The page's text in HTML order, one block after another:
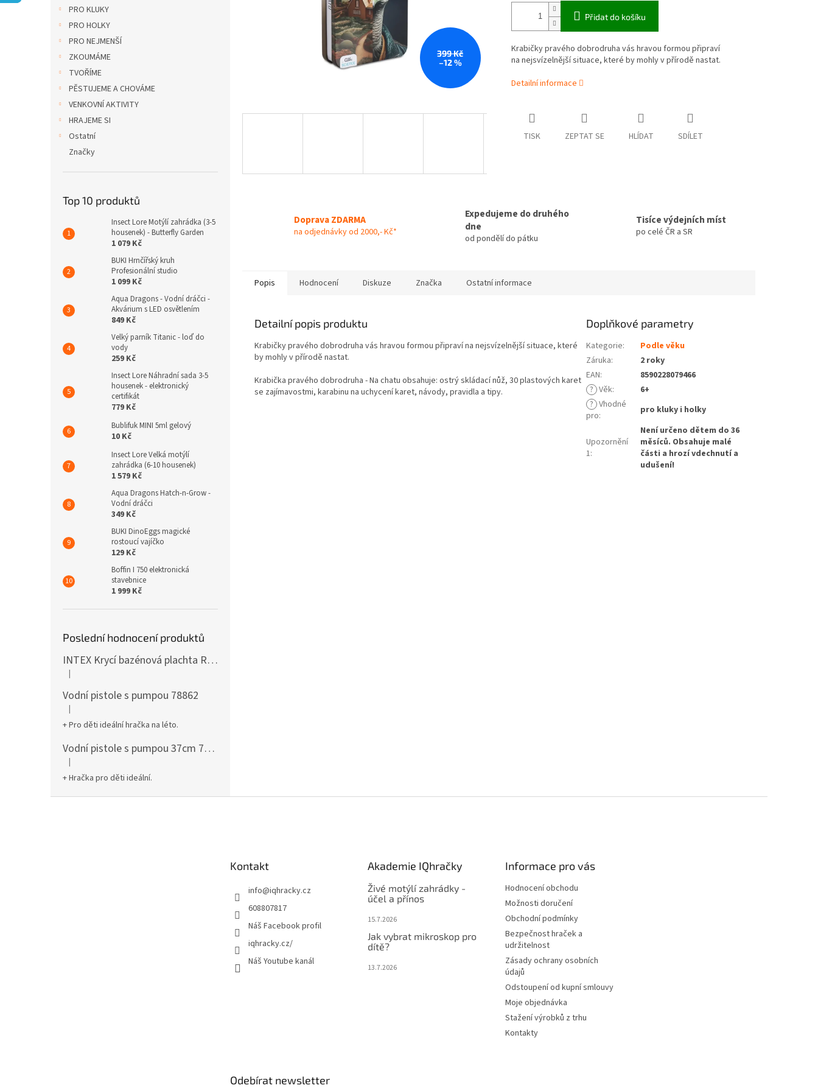
PRO KLUKY
PRO HOLKY
PRO NEJMENŠÍ
ZKOUMÁME
TVOŘÍME
PĚSTUJEME A CHOVÁME
VENKOVNÍ AKTIVITY
HRAJEME SI
Ostatní
Značky
Top 10 produktů
Insect Lore Motýlí zahrádka (3-5
housenek) - Butterfly Garden
1 079 Kč
BUKI Hrnčířský kruh
Profesionální studio
1 099 Kč
Aqua Dragons - Vodní dráčci -
Akvárium s LED osvětlením
849 Kč
Velký parník Titanic - loď do
vody
259 Kč
Insect Lore Náhradní sada 3-5
housenek - elektronický
certifikát
779 Kč
Bublifuk MINI 5ml gelový
10 Kč
Insect Lore Velká motýlí
zahrádka (6-10 housenek)
1 579 Kč
Aqua Dragons Hatch-n-Grow -
Vodní dráčci
349 Kč
BUKI DinoEggs magické
rostoucí vajíčko
129 Kč
Boffin I 750 elektronická
stavebnice
1 999 Kč
Poslední hodnocení produktů
INTEX Krycí bazénová plachta Round 305cm 28030
Hodnocení produktu je 5 z 5 hvězdiček.
|
Vodní pistole s pumpou 78862
Hodnocení produktu je 5 z 5 hvězdiček.
|
+ Pro děti ideální hračka na léto.
Vodní pistole s pumpou 37cm 78961
Hodnocení produktu je 5 z 5 hvězdiček.
|
+ Hračka pro děti ideální.
399 Kč
–12 %
Přidat do košíku
Krabičky pravého dobrodruha vás hravou formou připraví
na nejsvízelnější situace, které by mohly v přírodě nastat.
Detailní informace
TISK ZEPTAT SE HLÍDAT SDÍLET
Doprava ZDARMA
na odjednávky od 2000,- Kč*
Expedujeme do druhého
dne
od pondělí do pátku
Tisíce výdejních míst
po celé ČR a SR
Popis Hodnocení Diskuze Značka Ostatní informace
Detailní popis produktu
Krabičky pravého dobrodruha vás hravou formou připraví na nejsvízelnější situace, které
by mohly v přírodě nastat.
Krabička pravého dobrodruha - Na chatu obsahuje: ostrý skládací nůž, 30 plastových karet
se zajímavostmi, karabinu na uchycení karet, návody, pravidla a tipy.
Doplňkové parametry
Kategorie:
Podle věku
Záruka:
2 roky
EAN:
8590228079466
? Věk:
6+
? Vhodné
pro: pro kluky i holky
Upozornění
1:
Není určeno dětem do 36
měsíců. Obsahuje malé
části a hrozí vdechnutí a
udušení!
Kontakt
info@iqhracky.cz
608807817
Náš Facebook profil
iqhracky.cz/
Náš Youtube kanál
Akademie IQhračky
Živé motýlí zahrádky -
účel a přínos
15.7.2026
Jak vybrat mikroskop pro
dítě?
13.7.2026
Informace pro vás
Hodnocení obchodu
Možnosti doručení
Obchodní podmínky
Bezpečnost hraček a
udržitelnost
Zásady ochrany osobních
údajů
Odstoupení od kupní smlouvy
Moje objednávka
Stažení výrobků z trhu
Kontakty
Odebírat newsletter